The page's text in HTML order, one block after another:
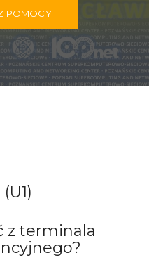
POMOCY
z terminala